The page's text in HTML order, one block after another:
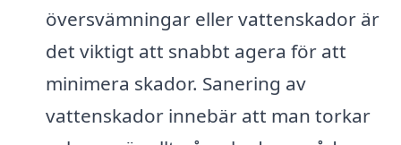
översvämningar eller vattenskador är
det viktigt att snabbt agera för att
minimera skador. Sanering av
vattenskador innebär att man torkar